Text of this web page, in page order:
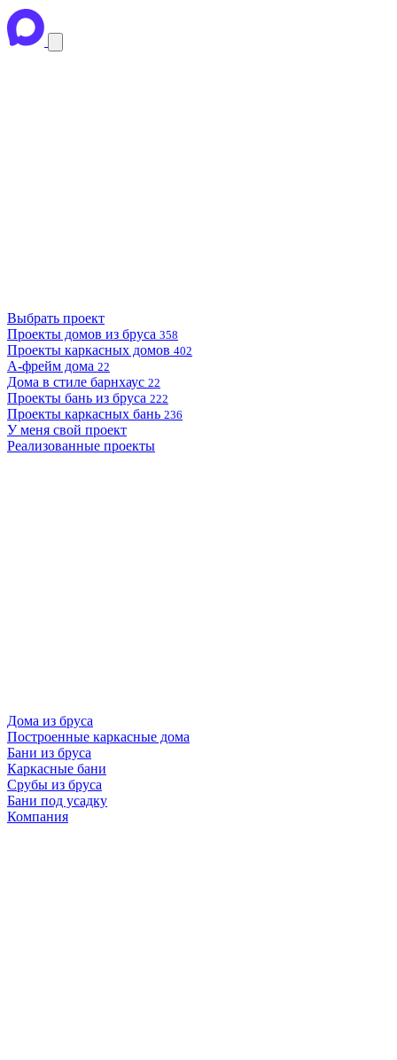
Выбрать проект
Проекты домов из бруса 358
Проекты каркасных домов 402
А-фрейм дома 22
Дома в стиле барнхаус 22
Проекты бань из бруса 222
Проекты каркасных бань 236
У меня свой проект
Реализованные проекты
Дома из бруса
Построенные каркасные дома
Бани из бруса
Каркасные бани
Срубы из бруса
Бани под усадку
Компания